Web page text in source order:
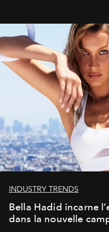
INDUSTRY TRENDS
Bella Hadid incarne
dans la nouvelle